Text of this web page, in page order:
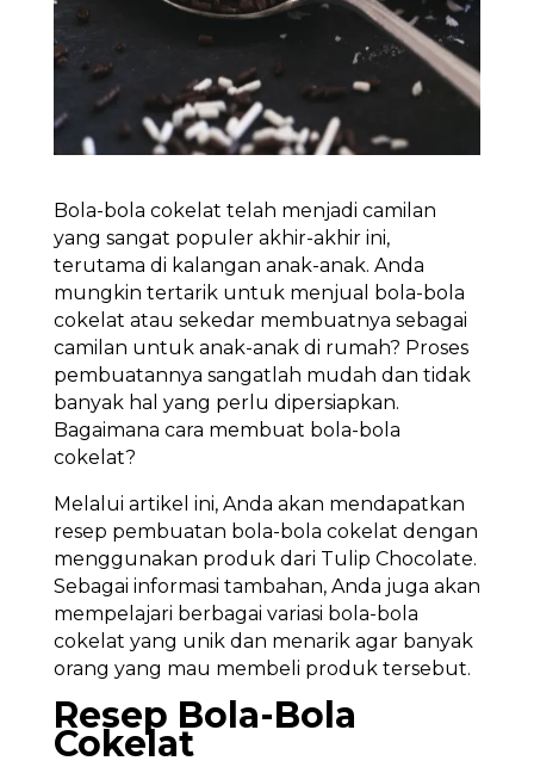
Bola-bola cokelat telah menjadi camilan
yang sangat populer akhir-akhir ini,
terutama di kalangan anak-anak. Anda
mungkin tertarik untuk menjual bola-bola
cokelat atau sekedar membuatnya sebagai
camilan untuk anak-anak di rumah? Proses
pembuatannya sangatlah mudah dan tidak
banyak hal yang perlu dipersiapkan.
Bagaimana cara membuat bola-bola
cokelat?
Melalui artikel ini, Anda akan mendapatkan
resep pembuatan bola-bola cokelat dengan
menggunakan produk dari Tulip Chocolate.
Sebagai informasi tambahan, Anda juga akan
mempelajari berbagai variasi bola-bola
cokelat yang unik dan menarik agar banyak
orang yang mau membeli produk tersebut.
Resep Bola-Bola
Cokelat